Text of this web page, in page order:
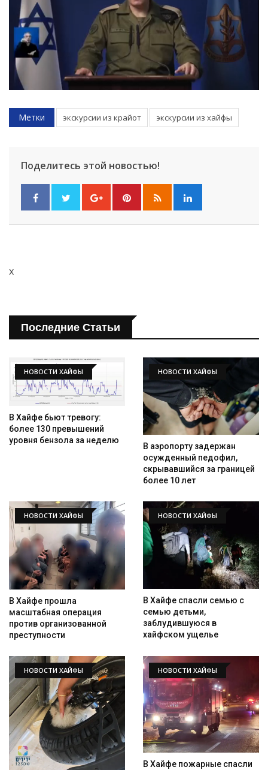
Искать
Метки экскурсии из крайот экскурсии из хайфы
Поделитесь этой новостью!
x
Последние Статьи
НОВОСТИ ХАЙФЫ
В Хайфе бьют тревогу:
более 130 превышений
уровня бензола за неделю
НОВОСТИ ХАЙФЫ
В аэропорту задержан
осужденный педофил,
скрывавшийся за границей
более 10 лет
НОВОСТИ ХАЙФЫ
В Хайфе прошла
масштабная операция
против организованной
преступности
НОВОСТИ ХАЙФЫ
В Хайфе спасли семью с
семью детьми,
заблудившуюся в
хайфском ущелье
НОВОСТИ ХАЙФЫ НОВОСТИ ХАЙФЫ
В Хайфе пожарные спасли